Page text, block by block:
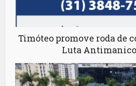
Timóteo promove roda de
Luta